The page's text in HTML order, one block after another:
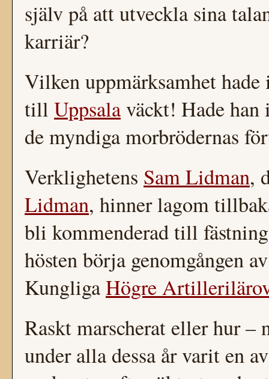
själv på att utveckla sina
karriär?
Vilken uppmärksamhet hade
till Uppsalaväckt! Hade han
de myndiga morbrödernas
Verklighetens Sam Lidman,
Lidman, hinner lagom
bli kommenderad till
hösten börja genomgången
KungligaHögre
Raskt marscherat eller hur –
under alla dessa år varit en